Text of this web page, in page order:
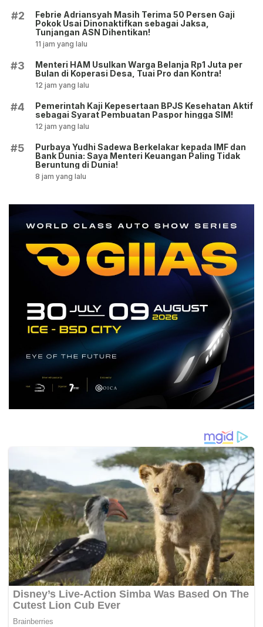
#2
Febrie Adriansyah Masih Terima 50 Persen Gaji
Pokok Usai Dinonaktifkan sebagai Jaksa,
Tunjangan ASN Dihentikan!
11 jam yang lalu
#3
Menteri HAM Usulkan Warga Belanja Rp1 Juta per
Bulan di Koperasi Desa, Tuai Pro dan Kontra!
12 jam yang lalu
#4
Pemerintah Kaji Kepesertaan BPJS Kesehatan Aktif
sebagai Syarat Pembuatan Paspor hingga SIM!
12 jam yang lalu
#5
Purbaya Yudhi Sadewa Berkelakar kepada IMF dan
Bank Dunia: Saya Menteri Keuangan Paling Tidak
Beruntung di Dunia!
8 jam yang lalu